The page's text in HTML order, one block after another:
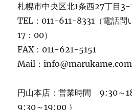
札幌市中央区北1条西27丁目3-
TEL：011-611-8331（電話
17：00）
FAX：011-621-5151
Mail：info@marukame.com
円山本店：営業時間 9:30～
9:30～19:00 ）